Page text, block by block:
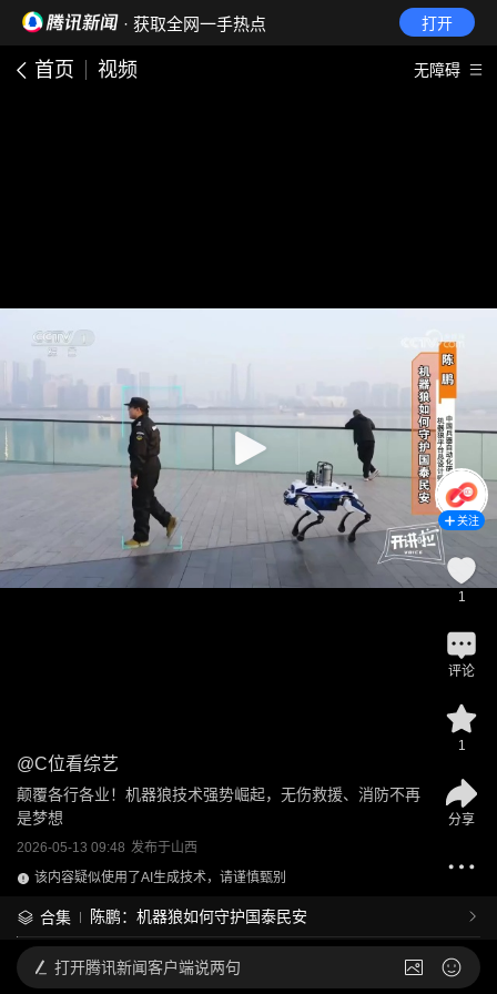
· 获取全网一手热点 打开
首页 视频 无障碍
@C位看综艺
颠覆各行各业！机器狼技术强势崛起，无伤救援、消防不再
是梦想
2026-05-13 09:48 发布于山西
该内容疑似使用了AI生成技术，请谨慎甄别
合集 陈鹏：机器狼如何守护国泰民安
关注
1
评论
1
分享
打开腾讯新闻客户端说两句